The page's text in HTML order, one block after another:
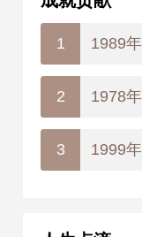
1
2 1978
3